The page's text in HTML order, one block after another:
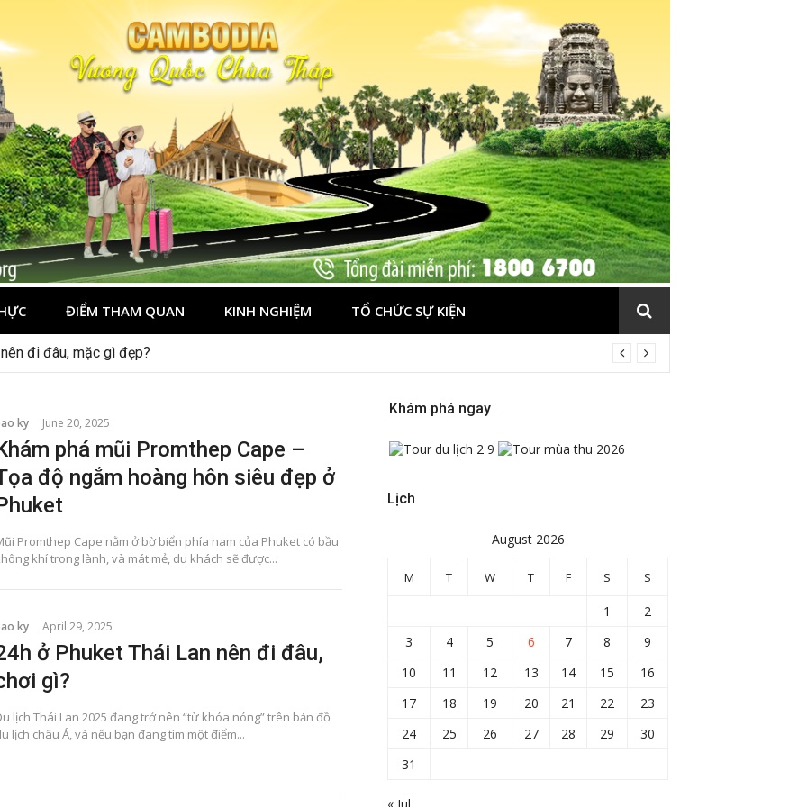
ĐIỂM THAM QUAN KINH NGHIỆM TỔ CHỨC SỰ KIỆN
đi đâu, mặc gì đẹp?
trọn vẹn hơn
ky June 20, 2025
phá mũi Promthep Cape –
độ ngắm hoàng hôn siêu đẹp ở
Promthep Cape nằm ở bờ biển phía nam của Phuket có bầu
khí trong lành, và mát mẻ, du khách sẽ được...
ky April 29, 2025
ở Phuket Thái Lan nên đi đâu,
gì?
lịch Thái Lan 2025 đang trở nên “từ khóa nóng” trên bản đồ
lịch châu Á, và nếu bạn đang tìm một điểm...
Khám phá ngay
Lịch
August 2026
M T W T F S S
1
2
3
4 5 6 7 8
9
10
11 12 13 14 15
16
17
18 19 20 21 22
23
24
25 26 27 28 29
30
31